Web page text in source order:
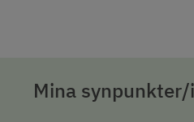
Mina